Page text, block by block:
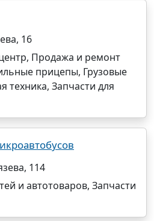
16
Продажа и ремонт
прицепы, Грузовые
техника, Запчасти для
114
и автотоваров, Запчасти